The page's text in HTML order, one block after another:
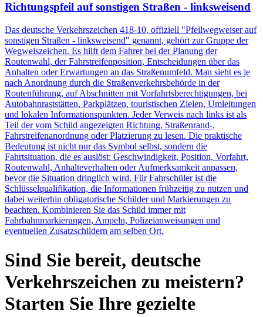
Richtungspfeil auf sonstigen Straßen - linksweisend
Das deutsche Verkehrszeichen 418-10, offiziell "Pfeilwegweiser auf
sonstigen Straßen - linksweisend" genannt, gehört zur Gruppe der
Wegweiszeichen. Es hilft dem Fahrer bei der Planung der
Routenwahl, der Fahrstreifenposition, Entscheidungen über das
Anhalten oder Erwartungen an das Straßenumfeld. Man sieht es je
nach Anordnung durch die Straßenverkehrsbehörde in der
Routenführung, auf Abschnitten mit Vorfahrtsberechtigungen, bei
Autobahnraststätten, Parkplätzen, touristischen Zielen, Umleitungen
und lokalen Informationspunkten. Jeder Verweis nach links ist als
Teil der vom Schild angezeigten Richtung, Straßenrand-,
Fahrstreifenanordnung oder Platzierung zu lesen. Die praktische
Bedeutung ist nicht nur das Symbol selbst, sondern die
Fahrtsituation, die es auslöst: Geschwindigkeit, Position, Vorfahrt,
Routenwahl, Anhalteverhalten oder Aufmerksamkeit anpassen,
bevor die Situation dringlich wird. Für Fahrschüler ist die
Schlüsselqualifikation, die Informationen frühzeitig zu nutzen und
dabei weiterhin obligatorische Schilder und Markierungen zu
beachten. Kombinieren Sie das Schild immer mit
Fahrbahnmarkierungen, Ampeln, Polizeianweisungen und
eventuellen Zusatzschildern am selben Ort.
Sind Sie bereit, deutsche
Verkehrszeichen zu meistern?
Starten Sie Ihre gezielte